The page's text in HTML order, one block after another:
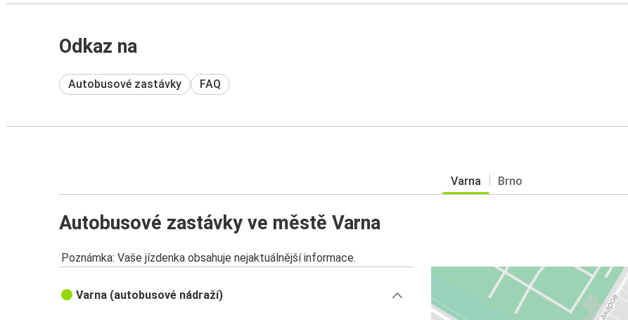
Odkaz na
Autobusové zastávky FAQ
Varna Brno
Autobusové zastávky ve městě Varna
Poznámka: Vaše jízdenka obsahuje nejaktuálnější informace.
Varna (autobusové nádraží)